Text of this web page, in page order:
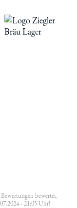
Bewertungen bewertet,
- 21:05 Uhr!